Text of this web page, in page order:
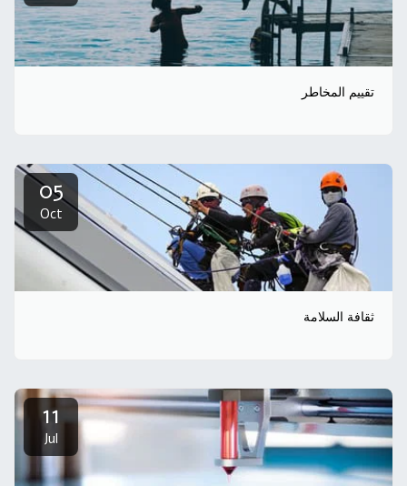
تقييم المخاطر
05
Oct
ثقافة السلامة
11
Jul